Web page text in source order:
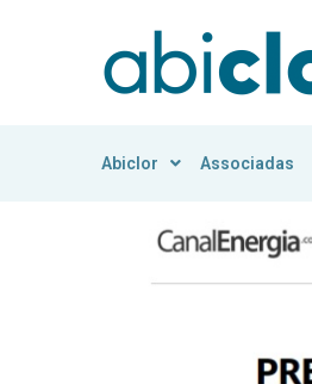
Abiclor Associadas